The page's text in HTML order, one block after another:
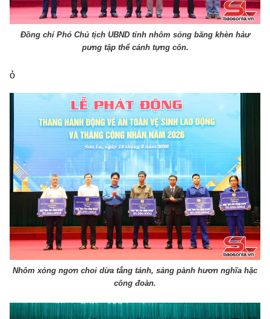
Đồng chí Phó Chủ tịch UBND tỉnh nhôm sỏng băng khèn hảư
pưng tập thể cánh tựng côn.
ỏ
Nhôm xỏng ngơn choi dừa tẳng tánh, sảng pành hươn nghĩa hặc
công đoàn.